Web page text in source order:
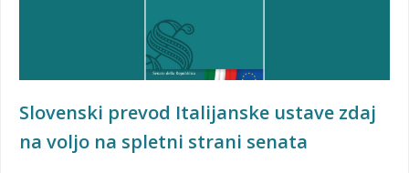
Slovenski prevod Italijanske ustave zdaj
na voljo na spletni strani senata